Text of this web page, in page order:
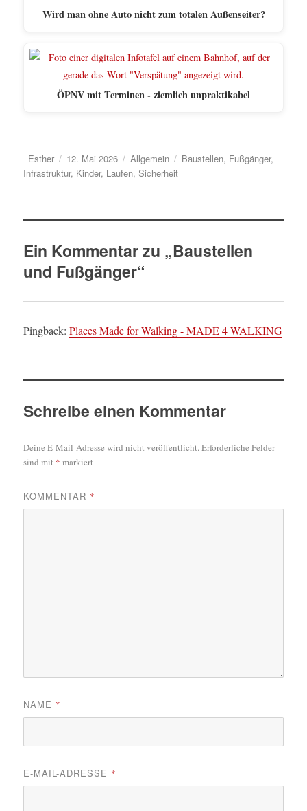
Wird man ohne Auto nicht zum totalen Außenseiter?
ÖPNV mit Terminen - ziemlich unpraktikabel
Autor
Esther
Veröffentlicht
am
12. Mai 2026 Kategorien
Allgemein Schlagwörter
Baustellen, Fußgänger,
Infrastruktur, Kinder, Laufen,Sicherheit
Ein Kommentar zu „Baustellen
und Fußgänger“
Pingback:Places Made for Walking - MADE 4 WALKING
Schreibe einen Kommentar
Deine E-Mail-Adresse wird nicht veröffentlicht.Erforderliche Felder
sind mit * markiert
KOMMENTAR *
NAME *
E-MAIL-ADRESSE *